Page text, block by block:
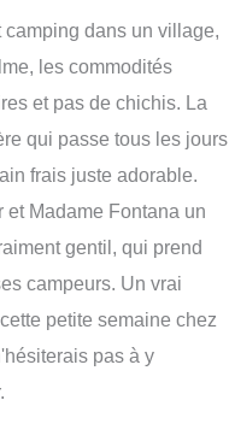
camping dans un village,
les commodités
et pas de chichis. La
qui passe tous les jours
frais juste adorable.
et Madame Fontana un
gentil, qui prend
campeurs. Un vrai
petite semaine chez
pas à y